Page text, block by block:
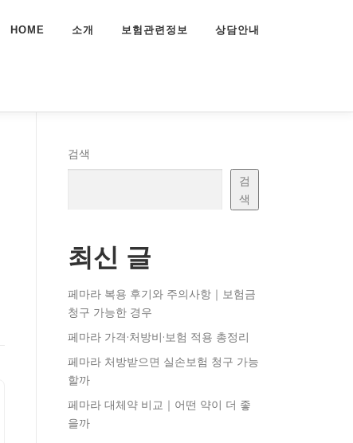
HOME 소개 보험관련정보 상담안내
검색
검
색
최신 글
페마라 복용 후기와 주의사항｜보험금
청구 가능한 경우
페마라 가격·처방비·보험 적용 총정리
페마라 처방받으면 실손보험 청구 가능
할까
페마라 대체약 비교｜어떤 약이 더 좋
을까